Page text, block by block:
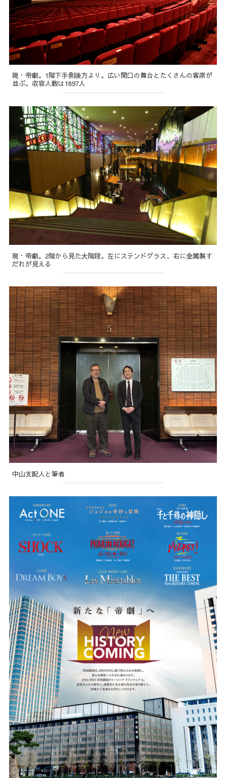
現・帝劇。1階下手側後方より。広い間口の舞台とたくさんの客席が
並ぶ。収容人数は1897人
現・帝劇。2階から見た大階段。左にステンドグラス、右に金属製す
だれが見える
中山支配人と筆者